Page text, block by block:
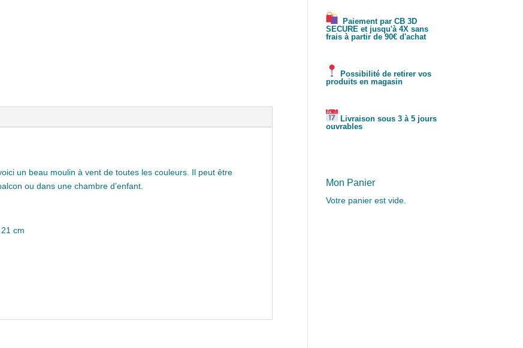
un beau moulin à vent de toutes les couleurs. Il peut être
ou dans une chambre d’enfant.
cm
Paiement par CB 3D
SECURE et jusqu'à 4X sans
frais à partir de 90€ d'achat
Possibilité de retirer vos
produits en magasin
Livraison sous 3 à 5 jours
ouvrables
Mon Panier
Votre panier est vide.